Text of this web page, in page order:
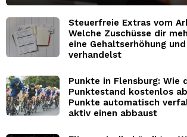
Steuerfreie Extras vom
Welche Zuschüsse dir
eine Gehaltserhöhung
verhandelst
Punkte in Flensburg: Wie
Punktestand kostenlos
Punkte automatisch
aktiv einen abbaust